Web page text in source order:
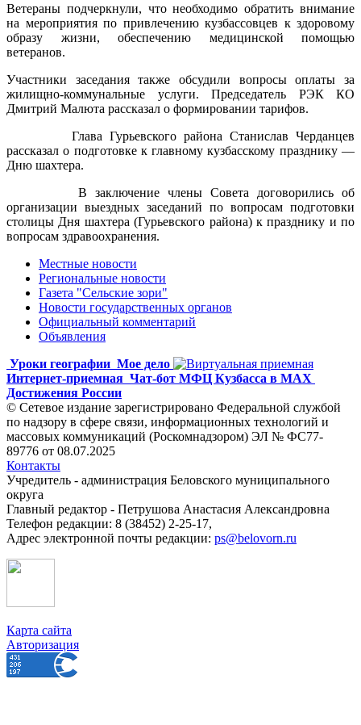
Ветераны подчеркнули, что необходимо обратить внимание
на мероприятия по привлечению кузбассовцев к здоровому
образу жизни, обеспечению медицинской помощью
ветеранов.
Участники заседания также обсудили вопросы оплаты за
жилищно-коммунальные услуги. Председатель РЭК КО
Дмитрий Малюта рассказал о формировании тарифов.
Глава Гурьевского района Станислав Черданцев
рассказал о подготовке к главному кузбасскому празднику —
Дню шахтера.
В заключение члены Совета договорились об
организации выездных заседаний по вопросам подготовки
столицы Дня шахтера (Гурьевского района) к празднику и по
вопросам здравоохранения.
Местные новости
Региональные новости
Газета "Сельские зори"
Новости государственных органов
Официальный комментарий
Объявления
Уроки географии Мое дело
Интернет-приемная Чат-бот МФЦ Кузбасса в MAX
Достижения России
© Сетевое издание зарегистрировано Федеральной службой
по надзору в сфере связи, информационных технологий и
массовых коммуникаций (Роскомнадзором) ЭЛ № ФС77-
89776 от 08.07.2025
Контакты
Учредитель - администрация Беловского муниципального
округа
Главный редактор - Петрушова Анастасия Александровна
Телефон редакции: 8 (38452) 2-25-17,
Адрес электронной почты редакции: ps@belovorn.ru
Карта сайта
Авторизация